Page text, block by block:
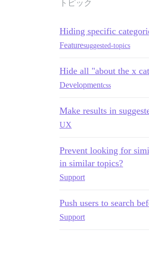
トピック
Hiding specific
Featuresuggested-topics
Hide all "about the x
Developmentcss
Make results in
UX
Prevent looking for
in similar topics?
Support
Push users to search
Support